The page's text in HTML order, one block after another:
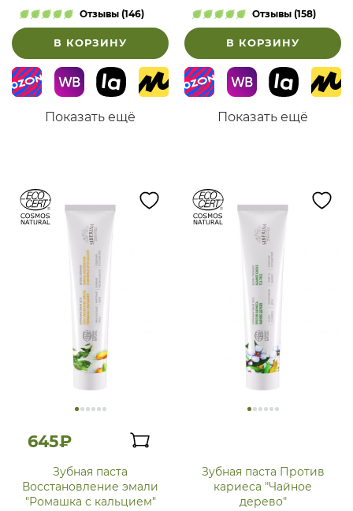
Отзывы (146)
В КОРЗИНУ
Показать ещё
Отзывы (158)
В КОРЗИНУ
Показать ещё
645₽
Зубная паста
Восстановление эмали
"Ромашка с кальцием"
Зубная паста Против
кариеса "Чайное
дерево"